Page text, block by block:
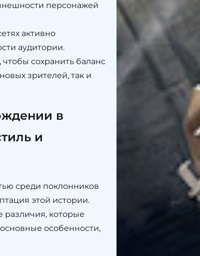
персонажей
активно
аудитории.
сохранить баланс
зрителей, так и
в
и
среди поклонников
этой истории.
которые
особенности,